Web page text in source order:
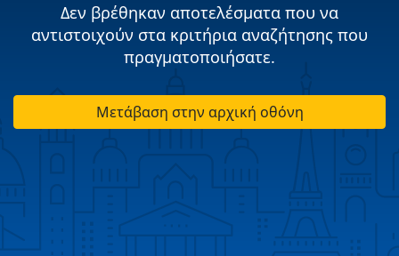
Δεν βρέθηκαν αποτελέσματα που να
αντιστοιχούν στα κριτήρια αναζήτησης που
πραγματοποιήσατε.
Μετάβαση στην αρχική οθόνη